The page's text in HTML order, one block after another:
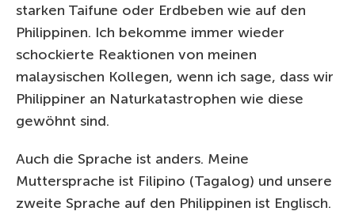
starken Taifune oder Erdbeben wie auf den
Philippinen. Ich bekomme immer wieder
schockierte Reaktionen von meinen
malaysischen Kollegen, wenn ich sage, dass wir
Philippiner an Naturkatastrophen wie diese
gewöhnt sind.
Auch die Sprache ist anders. Meine
Muttersprache ist Filipino (Tagalog) und unsere
zweite Sprache auf den Philippinen ist Englisch.